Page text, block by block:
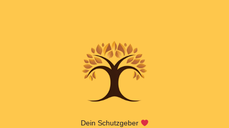
Dein Schutzgeber